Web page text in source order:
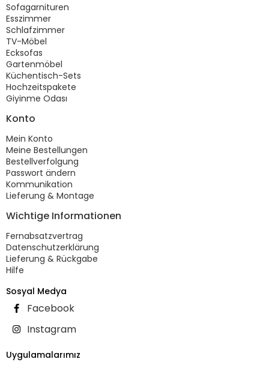
Sofagarnituren
Esszimmer
Schlafzimmer
TV-Möbel
Ecksofas
Gartenmöbel
Küchentisch-Sets
Hochzeitspakete
Giyinme Odası
Konto
Mein Konto
Meine Bestellungen
Bestellverfolgung
Passwort ändern
Kommunikation
Lieferung & Montage
Wichtige Informationen
Fernabsatzvertrag
Datenschutzerklärung
Lieferung & Rückgabe
Hilfe
Sosyal Medya
Facebook
Instagram
Uygulamalarımız